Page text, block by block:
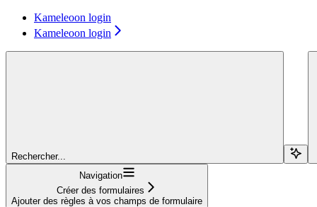
Kameleoon login
Kameleoon login
Rechercher...
Navigation
Créer des formulaires
Ajouter des règles à vos champs de formulaire